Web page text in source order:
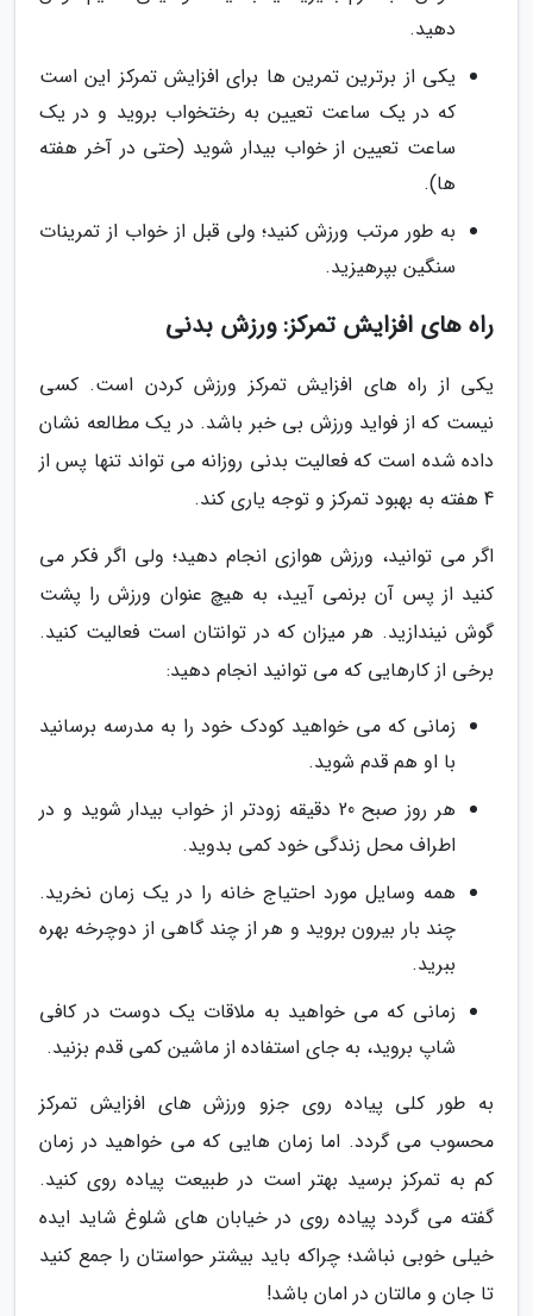
دهید.
یکی از برترین تمرین ها برای افزایش تمرکز این است
که در یک ساعت تعیین به رختخواب بروید و در یک
ساعت تعیین از خواب بیدار شوید (حتی در آخر هفته
ها).
به طور مرتب ورزش کنید؛ ولی قبل از خواب از تمرینات
سنگین بپرهیزید.
راه های افزایش تمرکز: ورزش بدنی
یکی از راه های افزایش تمرکز ورزش کردن است. کسی
نیست که از فواید ورزش بی خبر باشد. در یک مطالعه نشان
داده شده است که فعالیت بدنی روزانه می تواند تنها پس از
4 هفته به بهبود تمرکز و توجه یاری کند.
اگر می توانید، ورزش هوازی انجام دهید؛ ولی اگر فکر می
کنید از پس آن برنمی آیید، به هیچ عنوان ورزش را پشت
گوش نیندازید. هر میزان که در توانتان است فعالیت کنید.
برخی از کارهایی که می توانید انجام دهید:
زمانی که می خواهید کودک خود را به مدرسه برسانید
با او هم قدم شوید.
هر روز صبح 20 دقیقه زودتر از خواب بیدار شوید و در
اطراف محل زندگی خود کمی بدوید.
همه وسایل مورد احتیاج خانه را در یک زمان نخرید.
چند بار بیرون بروید و هر از چند گاهی از دوچرخه بهره
ببرید.
زمانی که می خواهید به ملاقات یک دوست در کافی
شاپ بروید، به جای استفاده از ماشین کمی قدم بزنید.
به طور کلی پیاده روی جزو ورزش های افزایش تمرکز
محسوب می گردد. اما زمان هایی که می خواهید در زمان
کم به تمرکز برسید بهتر است در طبیعت پیاده روی کنید.
گفته می گردد پیاده روی در خیابان های شلوغ شاید ایده
خیلی خوبی نباشد؛ چراکه باید بیشتر حواستان را جمع کنید
تا جان و مالتان در امان باشد!